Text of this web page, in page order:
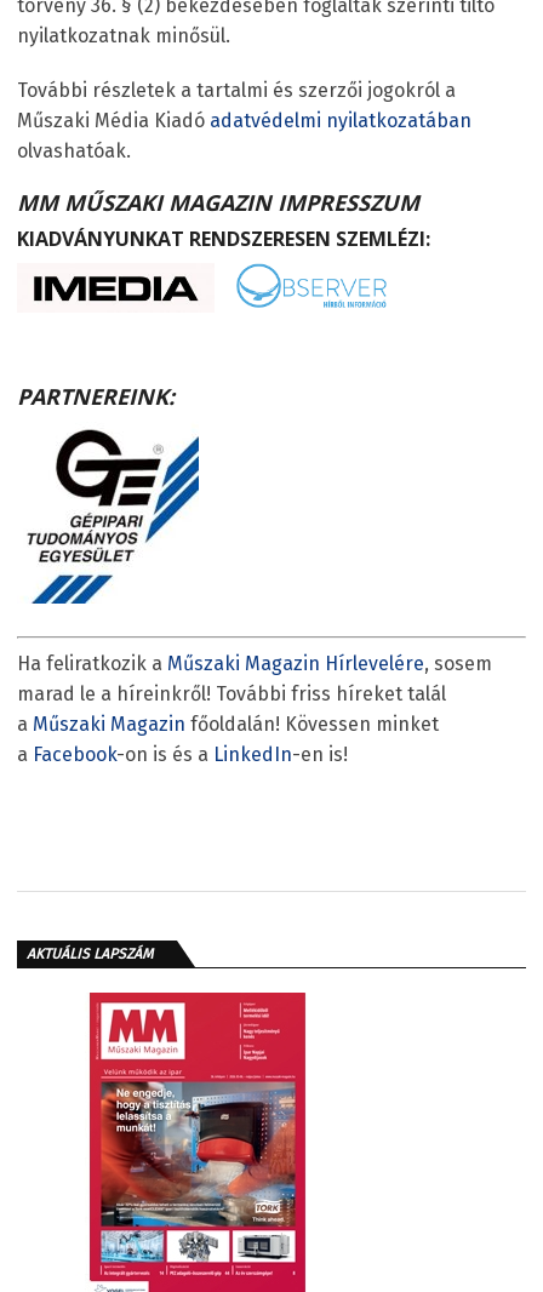
törvény 36. § (2) bekezdésében foglaltak szerinti tiltó
nyilatkozatnak minősül.
További részletek a tartalmi és szerzői jogokról a
Műszaki Média Kiadó adatvédelmi nyilatkozatában
olvashatóak.
MM MŰSZAKI MAGAZIN IMPRESSZUM
KIADVÁNYUNKAT RENDSZERESEN SZEMLÉZI:
PARTNEREINK:
Ha feliratkozik a Műszaki Magazin Hírlevelére, sosem
marad le a híreinkről! További friss híreket talál
a Műszaki Magazin főoldalán! Kövessen minket
a Facebook-on is és a LinkedIn-en is!
AKTUÁLIS LAPSZÁM